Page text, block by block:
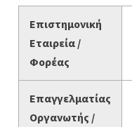
Επιστημονική
Εταιρεία /
Φορέας
Επαγγελματίας
Οργανωτής /